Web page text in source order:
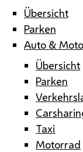
Übersicht
Parken
Auto &
Übersicht
Parken
Taxi
Motorrad